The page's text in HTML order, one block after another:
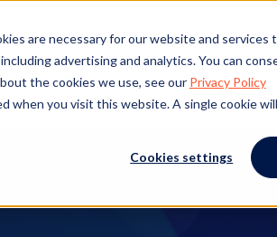
are necessary for our website and services
advertising and analytics. You can
the cookies we use, see our Privacy Policy
when you visit this website. A single cookie
Cookies settings
Produkte Kundenerfolg